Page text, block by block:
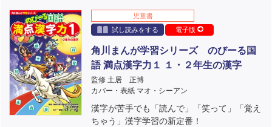
児童書
試し読みをする
電子版
角川まんが学習シリーズ のびーる国
語 満点漢字力１ １・２年生の漢字
監修 土居 正博
カバー・表紙 マオ・シーアン
漢字が苦手でも「読んで」「笑って」「覚え
ちゃう」漢字学習の新定番！